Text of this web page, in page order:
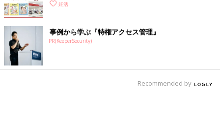
妊活
事例から学ぶ『特権アクセス管理』
PR(KeeperSecurity)
Recommended by